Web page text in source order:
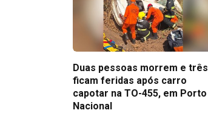
Duas pessoas morrem e três
ficam feridas após carro
capotar na TO-455, em Porto
Nacional